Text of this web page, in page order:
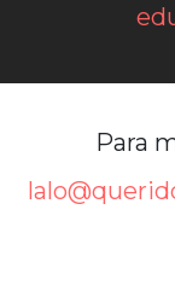
Para